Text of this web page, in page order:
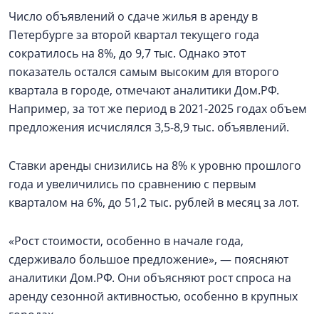
Число объявлений о сдаче жилья в аренду в
Петербурге за второй квартал текущего года
сократилось на 8%, до 9,7 тыс. Однако этот
показатель остался самым высоким для второго
квартала в городе, отмечают аналитики Дом.РФ.
Например, за тот же период в 2021-2025 годах объем
предложения исчислялся 3,5-8,9 тыс. объявлений.
Ставки аренды снизились на 8% к уровню прошлого
года и увеличились по сравнению с первым
кварталом на 6%, до 51,2 тыс. рублей в месяц за лот.
«Рост стоимости, особенно в начале года,
сдерживало большое предложение», — поясняют
аналитики Дом.РФ. Они объясняют рост спроса на
аренду сезонной активностью, особенно в крупных